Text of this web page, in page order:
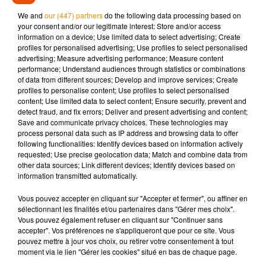
Comme dans tous les départements, seuls certains axes
structurants seront concernés par le retour aux 90 km/h.
Musique
7 août 2026
Madonna sort enfin le remix de « Love
Sensation » avec Kylie Minogue
7 août 2026
Angèle et Amélie Lens dévoilent leur
collaboration tant attendue
We and our (447) partnersdo the following data processing based on
your consent and/or our legitimate interest: Store and/or access
information on a device; Use limited data to select advertising; Create
profiles for personalised advertising; Use profiles to select personalised
advertising; Measure advertising performance; Measure content
performance; Understand audiences through statistics or combinations
of data from different sources; Develop and improve services; Create
profiles to personalise content; Use profiles to select personalised
content; Use limited data to select content; Ensure security, prevent and
detect fraud, and fix errors; Deliver and present advertising and content;
Save and communicate privacy choices. These technologies may
process personal data such as IP address and browsing data to offer
following functionalities: Identify devices based on information actively
requested; Use precise geolocation data; Match and combine data from
other data sources; Link different devices; Identify devices based on
information transmitted automatically.
Vous pouvez accepter en cliquant sur "Accepter et fermer", ou affiner en
sélectionnant les finalités et/ou partenaires dans "Gérer mes choix".
Vous pouvez également refuser en cliquant sur "Continuer sans
accepter". Vos préférences ne s'appliqueront que pour ce site. Vous
pouvez mettre à jour vos choix, ou retirer votre consentement à tout
moment via le lien "Gérer les cookies" situé en bas de chaque page.